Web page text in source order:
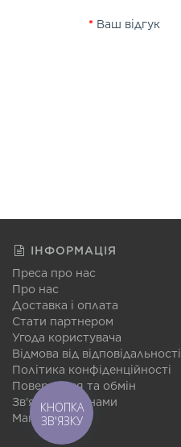
Ваш відгук
ІНФОРМАЦІЯ
Преса про нас
Про нас
Доставка і оплата
Стати партнером
Угода користувача
Відмова від відповідальності
Політика конфіденційності
Повернення та обмін
Зв'язатися з нами
Мапа сайту
КНОПКА
ЗВ'ЯЗКУ